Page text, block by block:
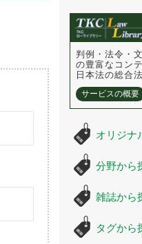
判例・法令・
の豊富なコン
日本法の総合
サービスの概要
オリジナ
分野から
雑誌から
タグから